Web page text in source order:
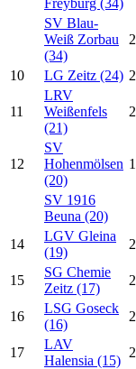
SV Blau-
Weiß Zorbau
(34)
2
10 LG Zeitz (24) 2
11
LRV
Weißenfels
(21)
2
12
SV
Hohenmölsen
(20)
1
SV 1916
Beuna (20)
14
LGV Gleina
(19)
2
15
SG Chemie
Zeitz (17)
2
16
LSG Goseck
(16)
2
17
LAV
Halensia (15)
2